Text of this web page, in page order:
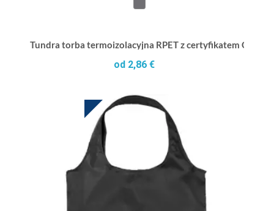
Tundra torba termoizolacyjna RPET z certyfikatem GRS na
od 2,86 €